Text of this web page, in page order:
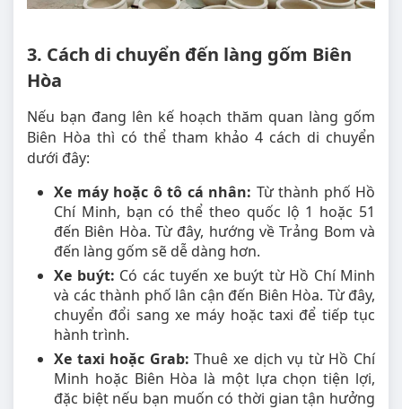
3. Cách di chuyển đến làng gốm Biên
Hòa
Nếu bạn đang lên kế hoạch thăm quan làng gốm
Biên Hòa thì có thể tham khảo 4 cách di chuyển
dưới đây:
Xe máy hoặc ô tô cá nhân: Từ thành phố Hồ
Chí Minh, bạn có thể theo quốc lộ 1 hoặc 51
đến Biên Hòa. Từ đây, hướng về Trảng Bom và
đến làng gốm sẽ dễ dàng hơn.
Xe buýt: Có các tuyến xe buýt từ Hồ Chí Minh
và các thành phố lân cận đến Biên Hòa. Từ đây,
chuyển đổi sang xe máy hoặc taxi để tiếp tục
hành trình.
Xe taxi hoặc Grab: Thuê xe dịch vụ từ Hồ Chí
Minh hoặc Biên Hòa là một lựa chọn tiện lợi,
đặc biệt nếu bạn muốn có thời gian tận hưởng